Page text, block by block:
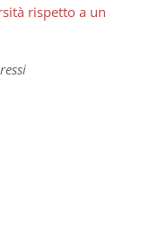
rispetto a un